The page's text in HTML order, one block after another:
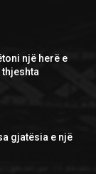
një herë e
gjatësia e një